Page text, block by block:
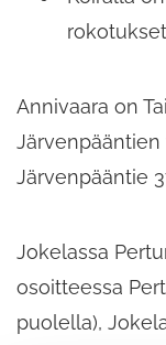
Annivaara on
Järvenpääntien
Järvenpääntie
Jokelassa
osoitteessa
puolella),